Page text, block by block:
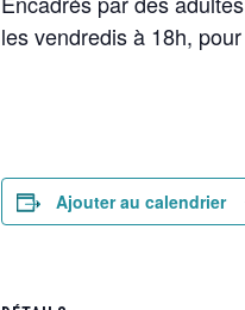
les vendredis à 18h,
Ajouter au calendrier